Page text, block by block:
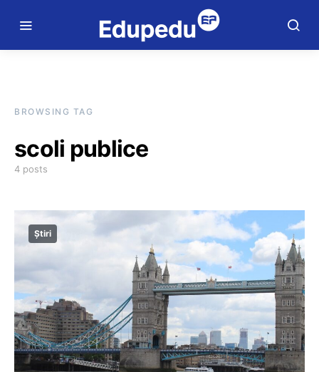
BROWSING TAG
scoli publice
4 posts
Știri